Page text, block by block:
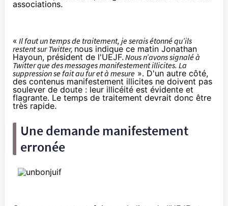
associations.
« Il faut un temps de traitement, je serais étonné qu’ils
restent sur Twitter, nous indique ce matin Jonathan
Hayoun, président de l'UEJF. Nous n’avons signalé à
Twitter que des messages manifestement illicites. La
suppression se fait au fur et à mesure ». D'un autre côté,
des contenus manifestement illicites ne doivent pas
soulever de doute : leur illicéité est évidente et
flagrante. Le temps de traitement devrait donc être
très rapide.
Une demande manifestement
erronée